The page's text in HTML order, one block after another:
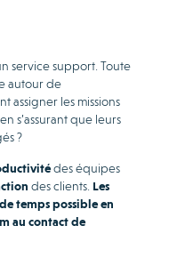
service support. Toute
autour de
assigner les missions
s’assurant que leurs
?
des équipes
des clients. Les
temps possible en
au contact de